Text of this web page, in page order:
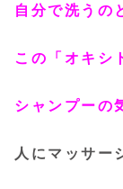
自分で洗うの
この「オキシ
シャンプーの
人にマッサー